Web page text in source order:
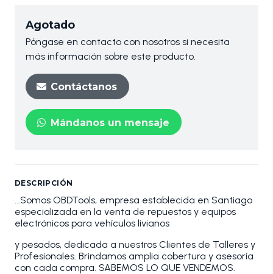
Agotado
Póngase en contacto con nosotros si necesita
más información sobre este producto.
Contáctanos
Mándanos un mensaje
DESCRIPCIÓN
...Somos OBDTools, empresa establecida en Santiago
especializada en la venta de repuestos y equipos
electrónicos para vehículos livianos
y pesados, dedicada a nuestros Clientes de Talleres y
Profesionales. Brindamos amplia cobertura y asesoría
con cada compra. SABEMOS LO QUE VENDEMOS.